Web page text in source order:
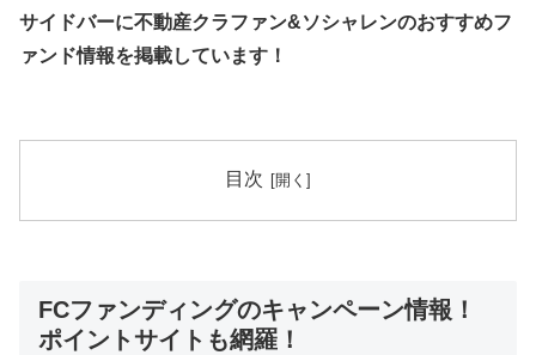
サイドバーに不動産クラファン&ソシャレンのおすすめフ
ァンド情報を掲載しています！
目次
FCファンディングのキャンペーン情報！
ポイントサイトも網羅！